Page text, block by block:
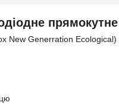
New Generration Ecological)